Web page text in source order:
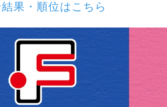
果・順位はこちら